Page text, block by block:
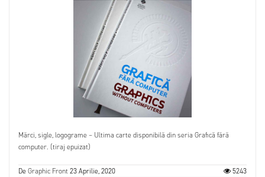
Mărci, sigle, logograme – Ultima carte disponibilă din seria Grafică fără
computer. (tiraj epuizat)
DeGraphic Front23 Aprilie, 2020 5243